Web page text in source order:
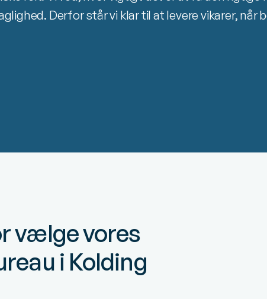
Derfor står vi klar til at levere vikarer, når
vælge vores
i Kolding